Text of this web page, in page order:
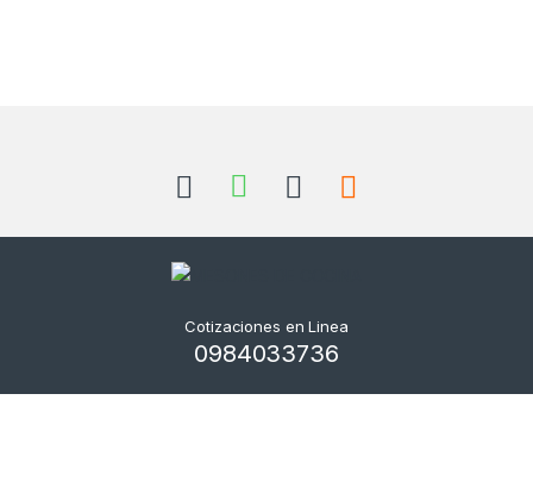
Cotizaciones en Linea
0984033736